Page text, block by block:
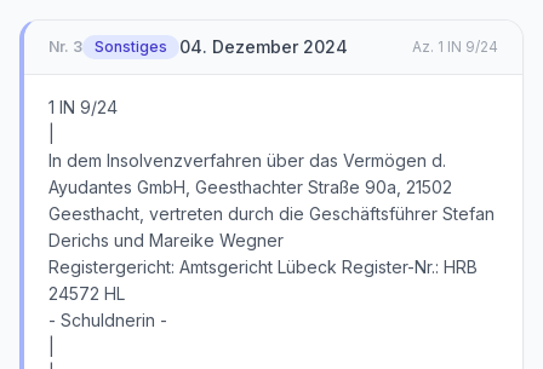
Nr. 3 Sonstiges 04. Dezember 2024 Az. 1 IN 9/24
1 IN 9/24
In dem Insolvenzverfahren über das Vermögen d.
Ayudantes GmbH, Geesthachter Straße 90a, 21502
Geesthacht, vertreten durch die Geschäftsführer Stefan
Derichs und Mareike Wegner
Registergericht: Amtsgericht Lübeck Register-Nr.: HRB
24572 HL
- Schuldnerin -